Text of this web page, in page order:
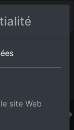
site Web